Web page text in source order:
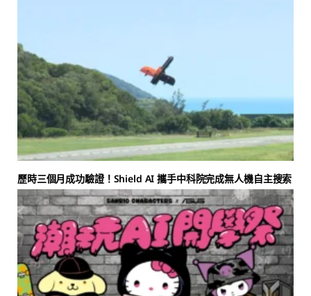
歷時三個月成功驗證！Shield AI 攜手中科院完成無人機自主搜索